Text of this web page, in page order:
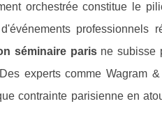
orchestrée constitue le
professionnels
séminaire parisne subisse
experts comme Wagram
contrainte parisienne en